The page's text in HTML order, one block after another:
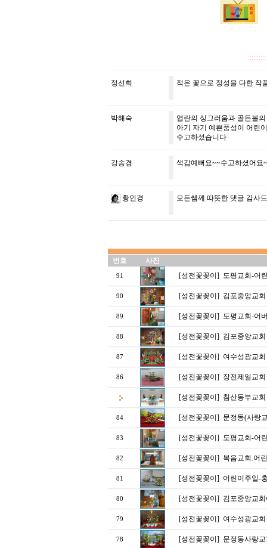
정선희 적은 꽃으로 정성을 다한 작
박해숙
엽란의 싱그러움과 골든볼
아기 자기 예쁜풍성이 어린
수고하셨습니다
강송경 색감예뻐요~~수고하셨어요~
황인경 모든쌤께 따뜻한 댓글 감사
번호 사진
91 [성전꽃꽂이] 도평교회-어
90 [성전꽃꽂이] 김포중앙교
89 [성전꽃꽂이] 도평교회-어
88 [성전꽃꽂이] 김포중앙교회
87 [성전꽃꽂이] 여수성광교회
86 [성전꽃꽂이] 장전제일교회
[성전꽃꽂이] 침산동부교
84 [성전꽃꽂이] 문정동(사랑
83 [성전꽃꽂이] 도평교회-어
82 [성전꽃꽂이] 복음교회.어
81 [성전꽃꽂이] 어린이주일-
80 [성전꽃꽂이] 김포중앙교
79 [성전꽃꽂이] 여수성광교회
78 [성전꽃꽂이] 문정동사랑